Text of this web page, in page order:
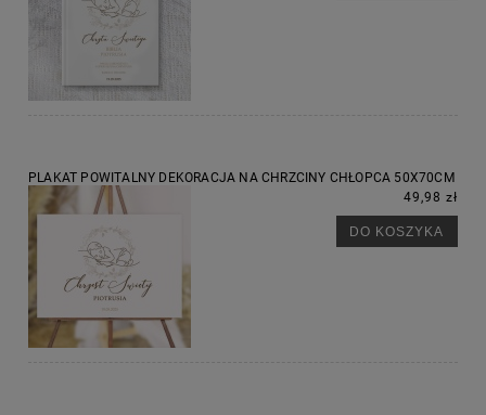
PLAKAT POWITALNY DEKORACJA NA CHRZCINY CHŁOPCA 50X70CM
49,98 zł
DO KOSZYKA